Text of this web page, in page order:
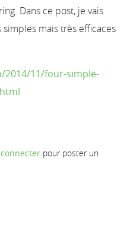
Dans ce post, je vais
simples mais très efficaces
2014/11/four-simple-
pour poster un